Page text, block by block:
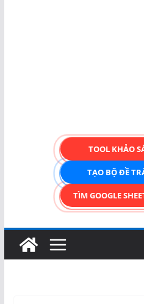
TOOL KHẢO
TẠO BỘ ĐỀ
TÌM GOOGLE